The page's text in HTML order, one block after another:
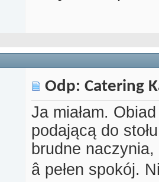
Odp: Catering
Ja miałam.
podającą do
brudne
â pełen